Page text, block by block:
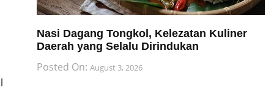
Nasi Dagang Tongkol, Kelezatan Kuliner
Daerah yang Selalu Dirindukan
Posted On: August 3, 2026